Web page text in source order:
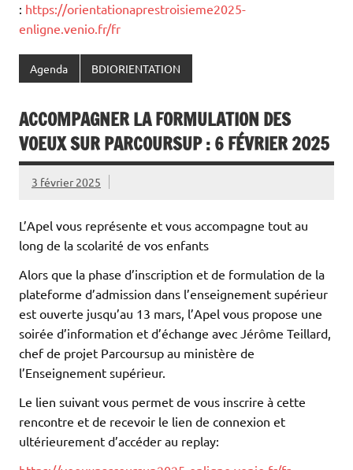
: https://orientationaprestroisieme2025-
enligne.venio.fr/fr
Agenda BDIORIENTATION
ACCOMPAGNER LA FORMULATION DES
VOEUX SUR PARCOURSUP : 6 FÉVRIER 2025
3 février 2025
L’Apel vous représente et vous accompagne tout au
long de la scolarité de vos enfants
Alors que la phase d’inscription et de formulation de la
plateforme d’admission dans l’enseignement supérieur
est ouverte jusqu’au 13 mars, l’Apel vous propose une
soirée d’information et d’échange avec Jérôme Teillard,
chef de projet Parcoursup au ministère de
l’Enseignement supérieur.
Le lien suivant vous permet de vous inscrire à cette
rencontre et de recevoir le lien de connexion et
ultérieurement d’accéder au replay: